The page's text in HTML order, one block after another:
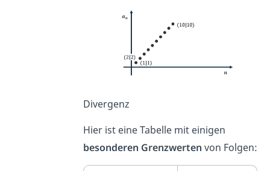
Divergenz
Hier ist eine Tabelle mit einigen
besonderen Grenzwerten von Folgen: